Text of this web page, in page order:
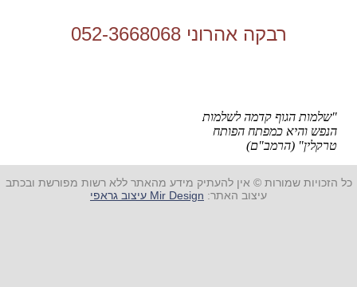
רבקה אהרוני 052-3668068
"שלמות הגוף קדמה לשלמות
הנפש והיא כמפתח הפותח
טרקלין" (הרמב"ם)
כל הזכויות שמורות © אין להעתיק מידע מהאתר ללא רשות מפורשת ובכתב
עיצוב האתר: Mir Design עיצוב גראפי